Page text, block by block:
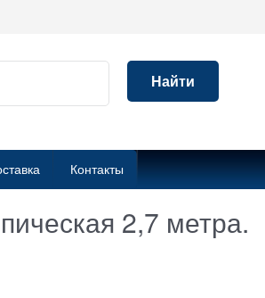
Найти
Контакты
2,7 метра.